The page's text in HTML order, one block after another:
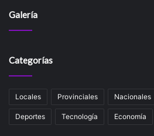
Galería
Categorías
Locales Provinciales Nacionales
Deportes Tecnología Economía